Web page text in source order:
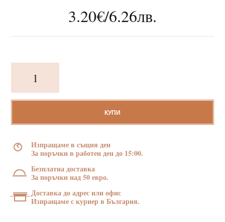
3.20€/6.26лв.
Великденски
заек
млечен
50
КУПИ
Изпращаме в същия ден
За поръчки в работен ден до 15:00.
Безплатна доставка
За поръчки над 50 евро.
Доставка до адрес или офис
Изпращаме с куриер в България.